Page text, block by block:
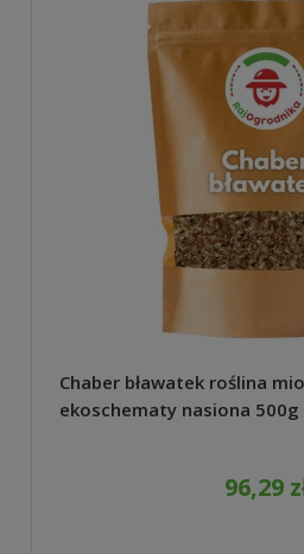
Chaber bławatek roślina
ekoschematy nasiona 500g
96,29